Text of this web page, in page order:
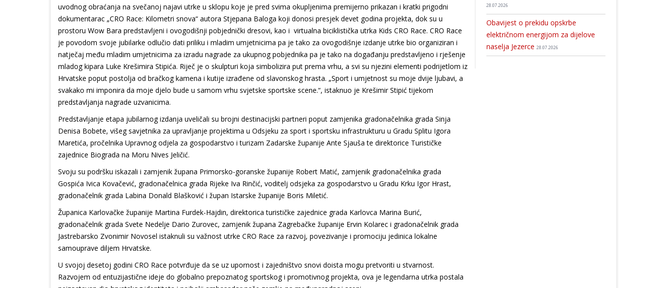
uvodnog obraćanja na svečanoj najavi utrke u sklopu koje je pred svima okupljenima premijerno prikazan i kratki prigodni
dokumentarac „CRO Race: Kilometri snova“ autora Stjepana Baloga koji donosi presjek devet godina projekta, dok su u
prostoru Wow Bara predstavljeni i ovogodišnji pobjednički dresovi, kao i virtualna biciklistička utrka Kids CRO Race. CRO Race
je povodom svoje jubilarke odlučio dati priliku i mladim umjetnicima pa je tako za ovogodišnje izdanje utrke bio organiziran i
natječaj među mladim umjetnicima za izradu nagrade za ukupnog pobjednika pa je tako na događanju predstavljeno i rješenje
mladog kipara Luke Krešimira Stipića. Riječ je o skulpturi koja simbolizira put prema vrhu, a svi su njezini elementi podrijetlom iz
Hrvatske poput postolja od bračkog kamena i kutije izrađene od slavonskog hrasta. „Sport i umjetnost su moje dvije ljubavi, a
svakako mi imponira da moje djelo bude u samom vrhu svjetske sportske scene.“, istaknuo je Krešimir Stipić tijekom
predstavljanja nagrade uzvanicima.
Predstavljanje etapa jubilarnog izdanja uveličali su brojni destinacijski partneri poput zamjenika gradonačelnika grada Sinja
Denisa Bobete, višeg savjetnika za upravljanje projektima u Odsjeku za sport i sportsku infrastrukturu u Gradu Splitu Igora
Maretića, pročelnika Upravnog odjela za gospodarstvo i turizam Zadarske županije Ante Sjauša te direktorice Turističke
zajednice Biograda na Moru Nives Jeličić.
Svoju su podršku iskazali i zamjenik župana Primorsko-goranske županije Robert Matić, zamjenik gradonačelnika grada
Gospića Ivica Kovačević, gradonačelnica grada Rijeke Iva Rinčić, voditelj odsjeka za gospodarstvo u Gradu Krku Igor Hrast,
gradonačelnik grada Labina Donald Blašković i župan Istarske županije Boris Miletić.
Županica Karlovačke županije Martina Furdek-Hajdin, direktorica turističke zajednice grada Karlovca Marina Burić,
gradonačelnik grada Svete Nedelje Dario Zurovec, zamjenik župana Zagrebačke županije Ervin Kolarec i gradonačelnik grada
Jastrebarsko Zvonimir Novosel istaknuli su važnost utrke CRO Race za razvoj, povezivanje i promociju jedinica lokalne
samouprave diljem Hrvatske.
U svojoj desetoj godini CRO Race potvrđuje da se uz upornost i zajedništvo snovi doista mogu pretvoriti u stvarnost.
Razvojem od entuzijastične ideje do globalno prepoznatog sportskog i promotivnog projekta, ova je legendarna utrka postala
28.07.2026
Obavijest o prekidu opskrbe
električnom energijom za dijelove
naselja Jezerce 28.07.2026